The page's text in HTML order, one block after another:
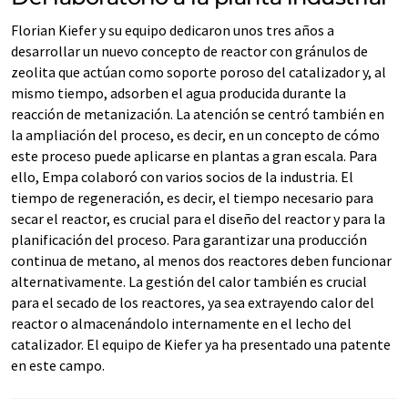
Florian Kiefer y su equipo dedicaron unos tres años a
desarrollar un nuevo concepto de reactor con gránulos de
zeolita que actúan como soporte poroso del catalizador y, al
mismo tiempo, adsorben el agua producida durante la
reacción de metanización. La atención se centró también en
la ampliación del proceso, es decir, en un concepto de cómo
este proceso puede aplicarse en plantas a gran escala. Para
ello, Empa colaboró con varios socios de la industria. El
tiempo de regeneración, es decir, el tiempo necesario para
secar el reactor, es crucial para el diseño del reactor y para la
planificación del proceso. Para garantizar una producción
continua de metano, al menos dos reactores deben funcionar
alternativamente. La gestión del calor también es crucial
para el secado de los reactores, ya sea extrayendo calor del
reactor o almacenándolo internamente en el lecho del
catalizador. El equipo de Kiefer ya ha presentado una patente
en este campo.